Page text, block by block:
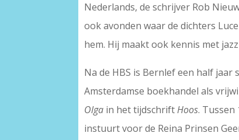
Nederlands, de schrijver Rob
ook avonden waar de dichters
hem. Hij maakt ook kennis met
Na de HBS is Bernlef een half
Amsterdamse boekhandel als
Olga in het tijdschriftHoos. Tussen
instuurt voor de Reina Prinsen